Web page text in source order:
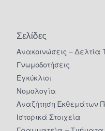
Σελίδες
Ανακοινώσεις – Δελτία
Γνωμοδοτήσεις
Εγκύκλιοι
Νομολογία
Αναζήτηση Εκθεμάτων
Ιστορικά Στοιχεία